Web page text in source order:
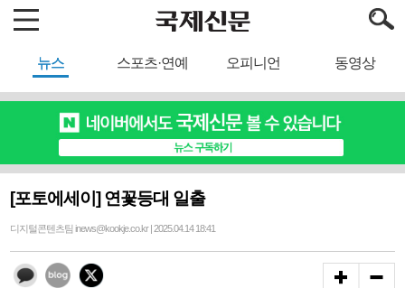
뉴스 스포츠·연예 오피니언 동영상
[포토에세이] 연꽃등대 일출
디지털콘텐츠팀 inews@kookje.co.kr | 2025.04.14 18:41